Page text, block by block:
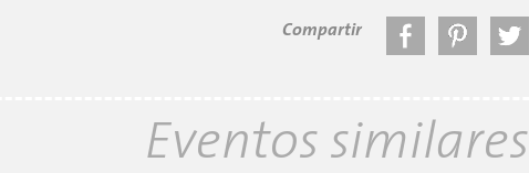
Compartir
Eventos similares